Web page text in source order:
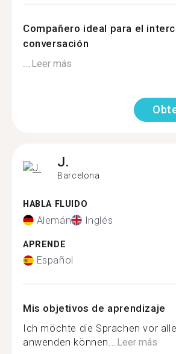
Compañero ideal para el
conversación
...Leer más
J.
Barcelona
HABLA FLUIDO
Alemán Inglés
APRENDE
Español
Mis objetivos de aprendizaje
Ich möchte die Sprachen vor
anwenden können...Leer más